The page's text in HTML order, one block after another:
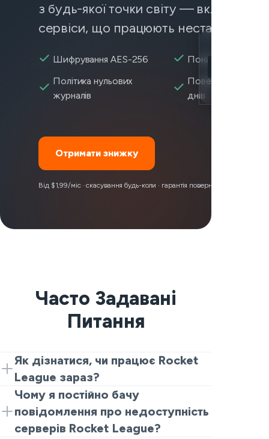
з будь-якої точки світу — включаючи
сервіси, що працюють нестабільно.
Шифрування AES-256
Понад 2 600+
Політика нульових
журналів
Повернення
днів
Отримати знижку
Від $1,99/міс · скасування будь-коли · гарантія повернення коштів 30
Часто Задавані
Питання
Як дізнатися, чи працює Rocket
League зараз?
Почніть з двох швидких перевірок.
Спочатку перегляньте офіційну сторінку
статусу Epic на наявність інцидентів або
обслуговування Rocket League. Потім
Чому я постійно бачу
повідомлення про недоступність
серверів Rocket League?